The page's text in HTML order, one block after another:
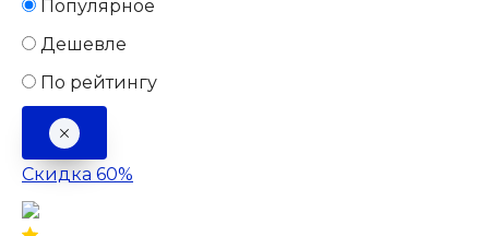
Популярное
Дешевле
По рейтингу
Скидка 60%